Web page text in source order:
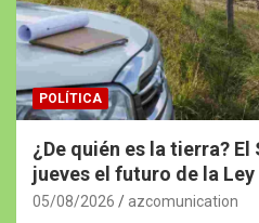
POLÍTICA
¿De quién es la tierra?
jueves el futuro de la
05/08/2026 azcomunication